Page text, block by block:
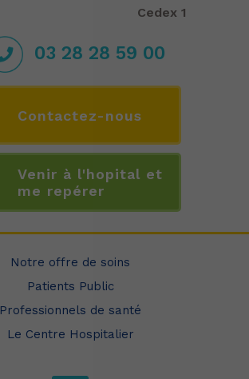
Cedex 1
03 28 28 59 00
Contactez-nous
Venir à l'hopital et
me repérer
Notre offre de soins
Patients Public
Professionnels de santé
Le Centre Hospitalier